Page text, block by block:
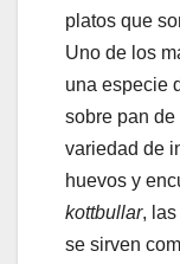
platos que
Uno de los
una especie
sobre pan
variedad de
huevos y
kottbullar,
se sirven